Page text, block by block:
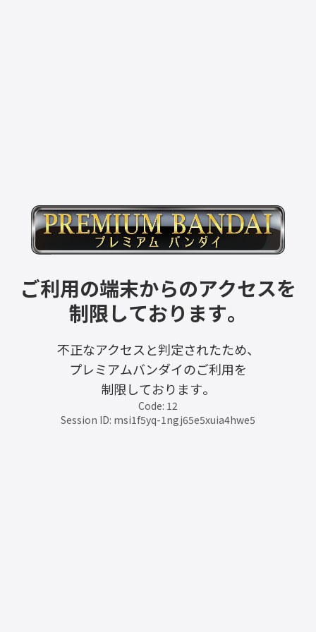
ご利用の端末からのアクセスを
制限しております。
不正なアクセスと判定されたため、
プレミアムバンダイのご利用を
制限しております。
Code: 12
Session ID: msi1f5yq-1ngj65e5xuia4hwe5